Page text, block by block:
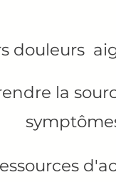
douleurs
la